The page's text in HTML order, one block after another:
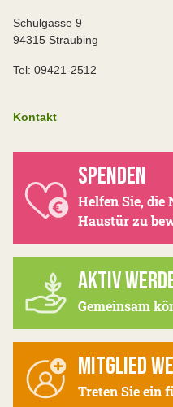
Schulgasse 9
94315 Straubing
Tel: 09421-2512
Kontakt
SPENDEN
Helfen Sie,
Haustür zu
AKTIV
Gemeinsam
MITGLIED
Treten Sie ein